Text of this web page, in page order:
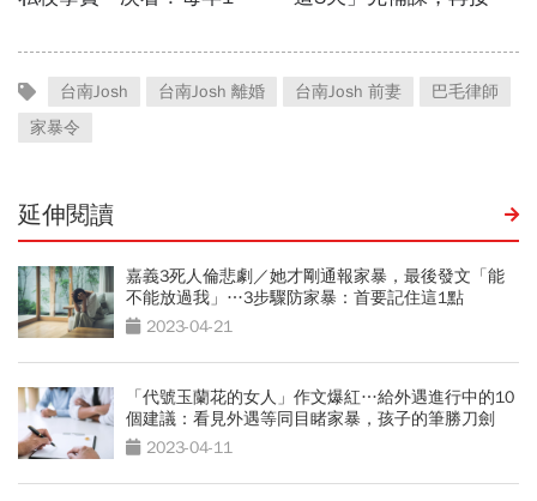
台南Josh 台南Josh 離婚 台南Josh 前妻
巴毛律師
家暴令
延伸閱讀
嘉義3死人倫悲劇／她才剛通報家暴，最後發文「能
不能放過我」…3步驟防家暴：首要記住這1點
2023-04-21
「代號玉蘭花的女人」作文爆紅…給外遇進行中的10
個建議：看見外遇等同目睹家暴，孩子的筆勝刀劍
2023-04-11